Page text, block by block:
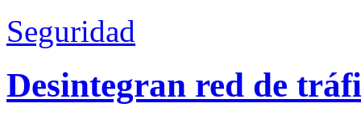
Seguridad
Desintegran red de